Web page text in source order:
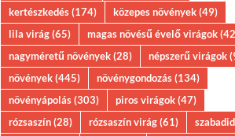
kertészkedés(174) közepes növények(49)
lila virág(65) magas növésű évelő virágok
nagyméretű növények(28) népszerű virágok
növények(445) növénygondozás(134)
növényápolás(303) piros virágok(47)
rózsaszín(28) rózsaszín virág(61)